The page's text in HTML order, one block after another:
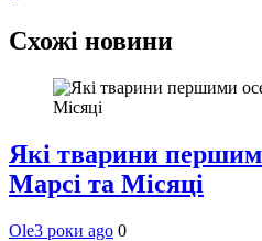
Схожі новини
Які тварини
Марсі та Місяці
Ole3 роки ago 0